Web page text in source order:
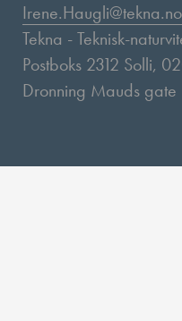
Irene.Haugli@tekna.no
Tekna - Teknisk-
Postboks 2312 Solli,
Dronning Mauds gate